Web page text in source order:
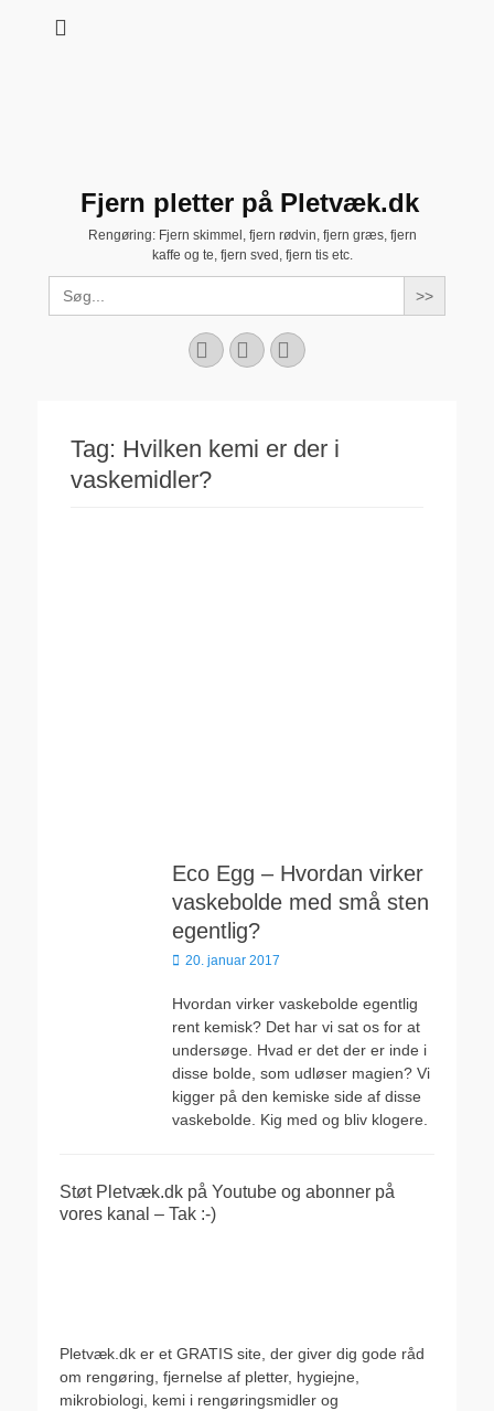
Fjern pletter på Pletvæk.dk
Rengøring: Fjern skimmel, fjern rødvin, fjern græs, fjern
kaffe og te, fjern sved, fjern tis etc.
Search
for:
Facebook
YouTubeInstagram
Tag: Hvilken kemi er der i
vaskemidler?
Eco Egg – Hvordan virker
vaskebolde med små sten
egentlig?
Udgivet
20. januar 2017
Hvordan virker vaskebolde egentlig
rent kemisk? Det har vi sat os for at
undersøge. Hvad er det der er inde i
disse bolde, som udløser magien? Vi
kigger på den kemiske side af disse
vaskebolde. Kig med og bliv klogere.
Støt Pletvæk.dk på Youtube og abonner på
vores kanal – Tak :-)
Pletvæk.dk er et GRATIS site, der giver dig gode råd
om rengøring, fjernelse af pletter, hygiejne,
mikrobiologi, kemi i rengøringsmidler og